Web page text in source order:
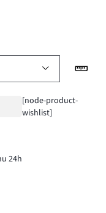
[node-product-
wishlist]
24h